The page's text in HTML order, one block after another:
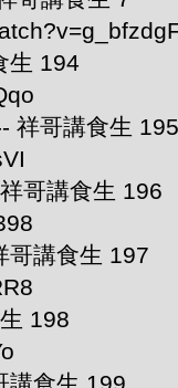
生 194
祥哥講食生 195
哥講食生 196
哥講食生 197
198